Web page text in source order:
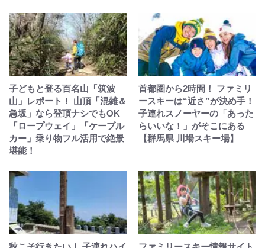
子どもと登る百名山「筑波
山」レポート！ 山頂「混雑＆
急坂」なら登頂ナシでもOK
「ロープウェイ」「ケーブル
カー」乗り物フル活用で絶景
堪能！
首都圏から2時間！ ファミリ
ースキーは“近さ”が決め手！
子連れスノーヤーの「あった
らいいな！」がそこにある
【群馬県 川場スキー場】